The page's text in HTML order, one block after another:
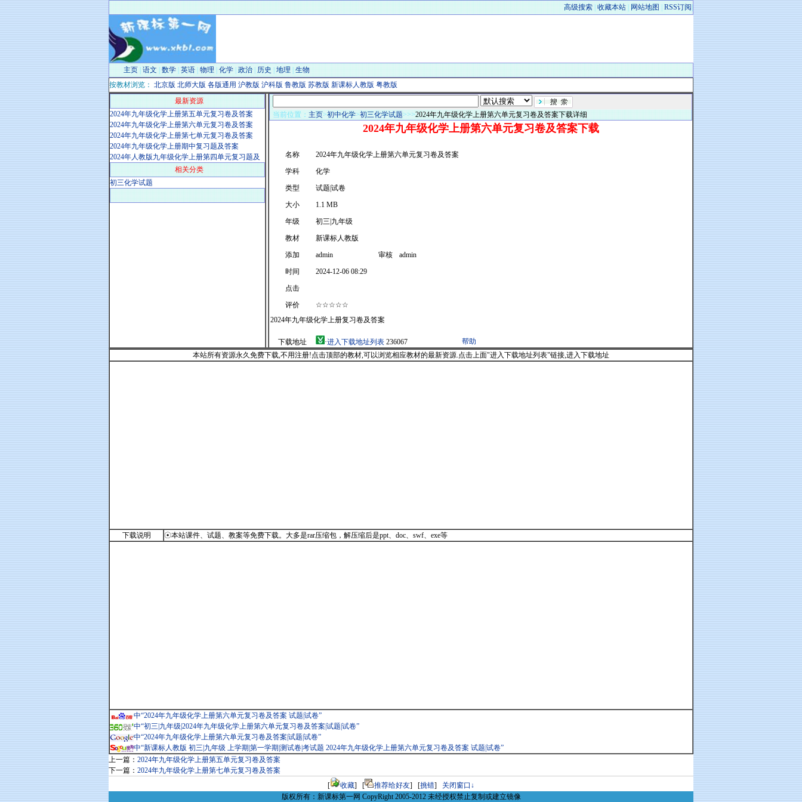
高级搜索|收藏本站|网站地图|RSS订阅|
主页|语文|数学|英语|物理|化学|政治|历史|地理|生物
按教材浏览： 北京版 北师大版 各版通用 沪教版 沪科版 鲁教版 苏教版 新课标人教版 粤教版
最新资源
2024年九年级化学上册第五单元复习卷及答案
2024年九年级化学上册第六单元复习卷及答案
2024年九年级化学上册第七单元复习卷及答案
2024年九年级化学上册期中复习题及答案
2024年人教版九年级化学上册第四单元复习题及
相关分类
初三化学试题
当前位置：主页>初中化学>初三化学试题>>>2024年九年级化学上册第六单元复习卷及答案下载详细
2024年九年级化学上册第六单元复习卷及答案下载
名称
2024年九年级化学上册第六单元复习卷及答案
学科
化学
类型
试题|试卷
大小
1.1 MB
年级
初三|九年级
教材
新课标人教版
添加
admin 审核
admin
时间
2024-12-06 08:29
点击
评价
☆☆☆☆☆
2024年九年级化学上册复习卷及答案
下载地址 ·进入下载地址列表 236067
帮助
本站所有资源永久免费下载,不用注册!点击顶部的教材,可以浏览相应教材的最新资源.点击上面"进入下载地址列表"链接,进入下载地址
下载说明 ☉本站课件、试题、教案等免费下载。大多是rar压缩包，解压缩后是ppt、doc、swf、exe等
中“2024年九年级化学上册第六单元复习卷及答案 试题|试卷”
中“初三|九年级|2024年九年级化学上册第六单元复习卷及答案|试题|试卷”
中“2024年九年级化学上册第六单元复习卷及答案|试题|试卷”
中“新课标人教版 初三|九年级 上学期|第一学期|测试卷|考试题 2024年九年级化学上册第六单元复习卷及答案 试题|试卷”
上一篇： 2024年九年级化学上册第五单元复习卷及答案
下一篇： 2024年九年级化学上册第七单元复习卷及答案
[
收藏] [ 推荐给好友] [挑错] 关闭窗口↓
版权所有：新课标第一网 CopyRight 2005-2012 未经授权禁止复制或建立镜像